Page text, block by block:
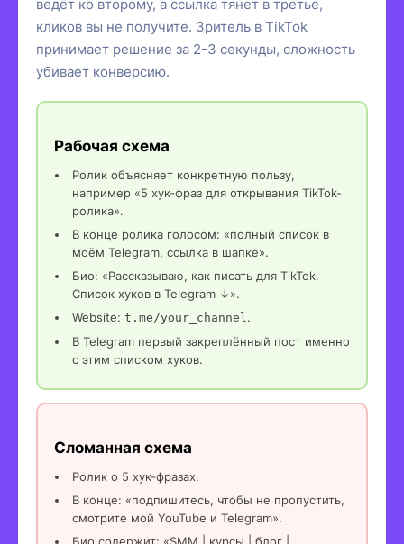
ведёт ко второму, а ссылка тянет в третье,
кликов вы не получите. Зритель в TikTok
принимает решение за 2-3 секунды, сложность
убивает конверсию.
Рабочая схема
Ролик объясняет конкретную пользу,
например «5 хук-фраз для открывания TikTok-
ролика».
В конце ролика голосом: «полный список в
моём Telegram, ссылка в шапке».
Био: «Рассказываю, как писать для TikTok.
Список хуков в Telegram ↓».
Website: t.me/your_channel.
В Telegram первый закреплённый пост именно
с этим списком хуков.
Сломанная схема
Ролик о 5 хук-фразах.
В конце: «подпишитесь, чтобы не пропустить,
смотрите мой YouTube и Telegram».